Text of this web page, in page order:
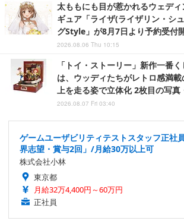
太ももにも目が惹かれるウェデ
ギュア「ライザ(ライザリン・シ
グStyle」が8月7日より予約受付
2026.08.06 Thu 10:15
「トイ・ストーリー」新作一番
は、ウッディたちがレトロ感満
上を走る姿で立体化 2枚目の写真
2026.08.07 Fri 03:40
ゲームユーザビリティテストスタッフ正社
界志望・賞与2回」/月給30万以上可
株式会社小林
東京都
月給32万4,400円～60万円
正社員